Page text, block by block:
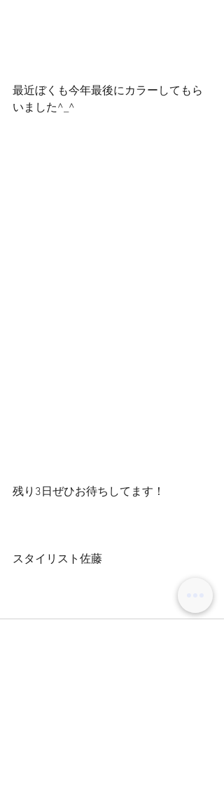
最近ぼくも今年最後にカラーしてもら
いました^_^
残り3日ぜひお待ちしてます！
スタイリスト佐藤